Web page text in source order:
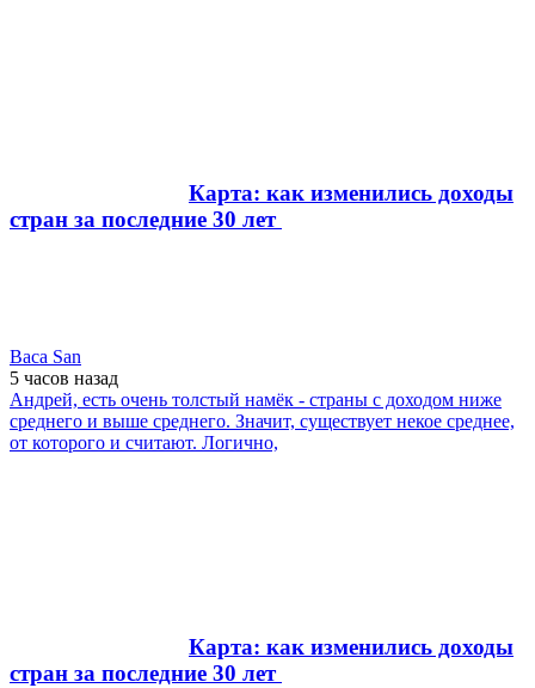
Карта: как изменились доходы
стран за последние 30 лет
Baca San
5 часов назад
Андрей, есть очень толстый намёк - страны с доходом ниже
среднего и выше среднего. Значит, существует некое среднее,
от которого и считают. Логично,
Карта: как изменились доходы
стран за последние 30 лет